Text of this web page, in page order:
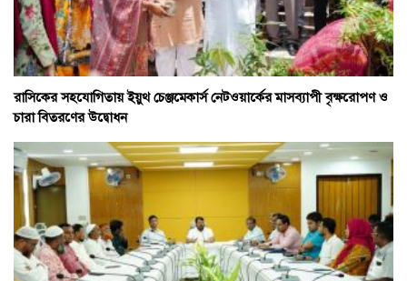
রাসিকের সহযোগিতায় ইয়ুথ চেঞ্জমেকার্স নেটওয়ার্কের মাসব্যাপী বৃক্ষরোপণ ও
চারা বিতরণের উদ্বোধন